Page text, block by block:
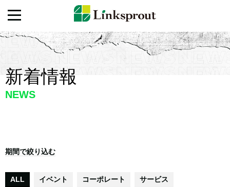
新着情報
NEWS
期間で絞り込む
ALL イベント コーポレート サービス